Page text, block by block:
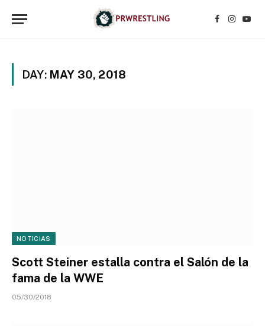
Facebook
DAY: MAY 30, 2018
NOTICIAS
Scott Steiner estalla contra el Salón de la
fama de la WWE
05/30/2018